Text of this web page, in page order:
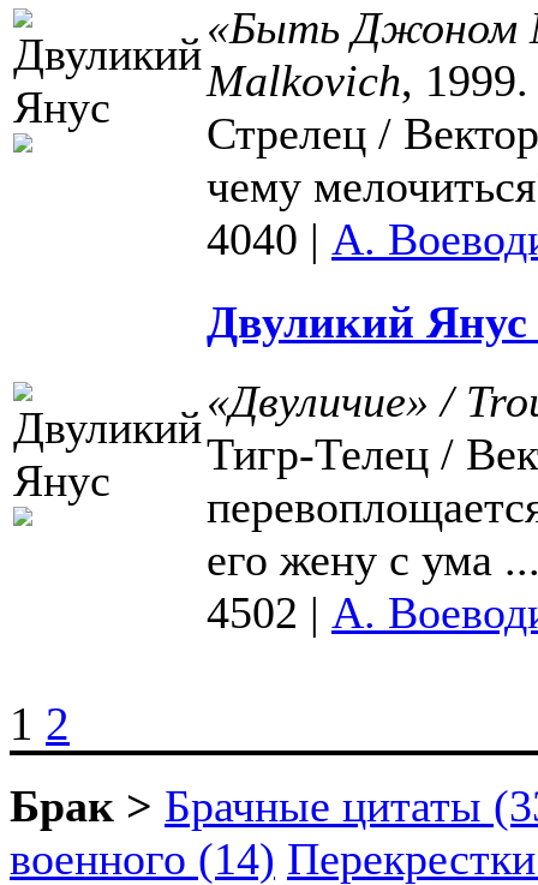
«Быть Джоном
Malkovich,
Стрелец /
чему
4040 | А.
Двуликий Янус
«Двуличие» /
Тигр-Телец /
его жену с ума
4502 | А.
1 2
Брак > Брачные цитаты
военного (14)